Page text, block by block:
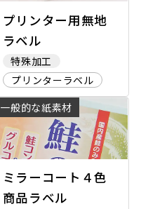
プリンター用無地
ラベル
特殊加工
プリンターラベル
一般的な紙素材
ミラーコート４色
商品ラベル